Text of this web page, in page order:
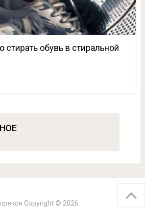
стирать обувь в стиральной
Copyright © 2026.